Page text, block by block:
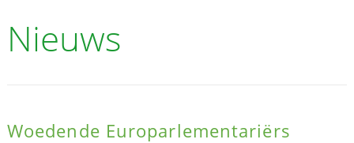
Nieuws
Woedende Europarlementariërs